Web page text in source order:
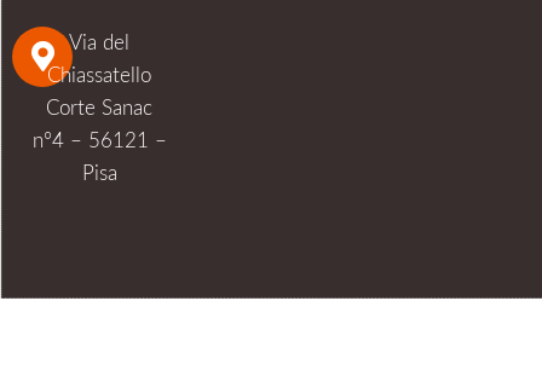
Via del
Chiassatello
Corte Sanac
n°4 – 56121 –
Pisa